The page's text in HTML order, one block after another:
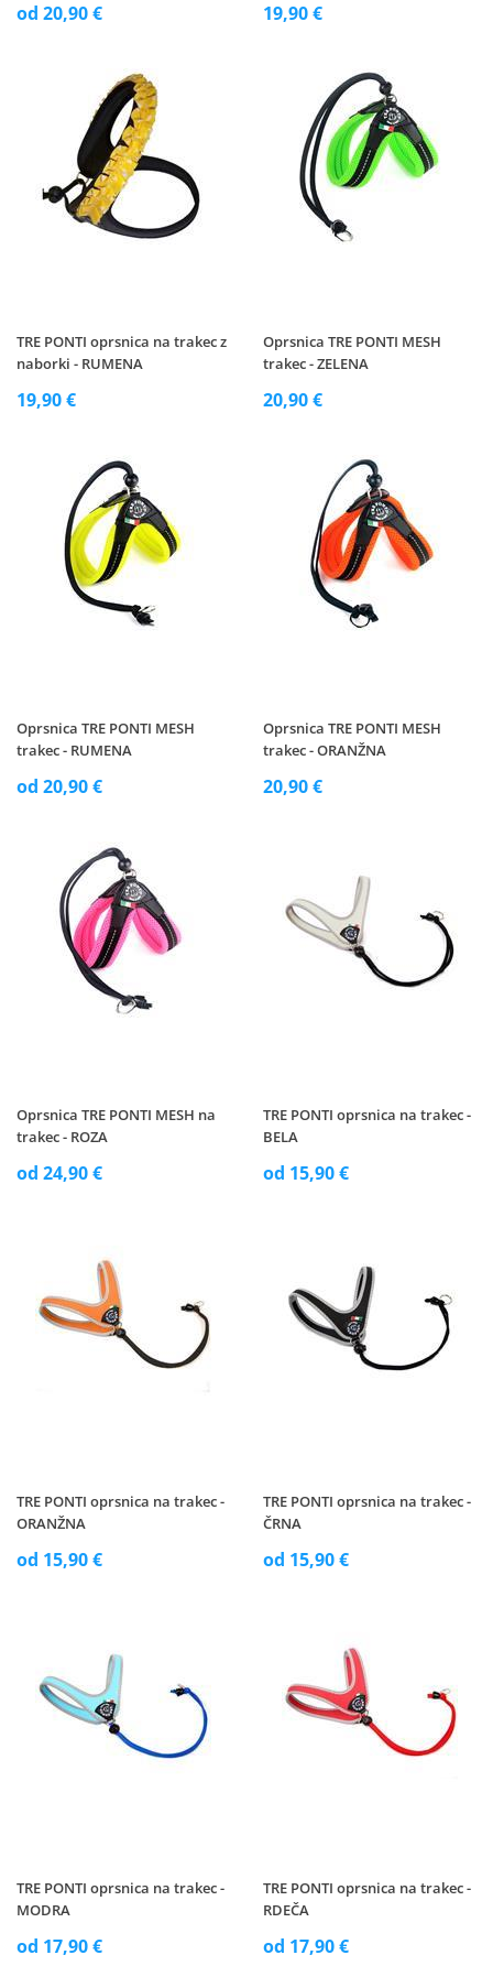
od 20,90 € 19,90 €
TRE PONTI oprsnica na trakec z
naborki - RUMENA
19,90 €
Oprsnica TRE PONTI MESH
trakec - ZELENA
20,90 €
Oprsnica TRE PONTI MESH
trakec - RUMENA
od 20,90 €
Oprsnica TRE PONTI MESH
trakec - ORANŽNA
20,90 €
Oprsnica TRE PONTI MESH na
trakec - ROZA
od 24,90 €
TRE PONTI oprsnica na trakec -
BELA
od 15,90 €
TRE PONTI oprsnica na trakec -
ORANŽNA
od 15,90 €
TRE PONTI oprsnica na trakec -
ČRNA
od 15,90 €
TRE PONTI oprsnica na trakec -
MODRA
od 17,90 €
TRE PONTI oprsnica na trakec -
RDEČA
od 17,90 €